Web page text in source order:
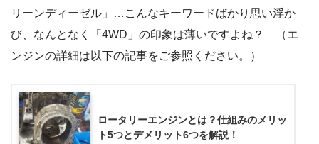
リーンディーゼル」…こんなキーワードばかり思い浮か
び、なんとなく「4WD」の印象は薄いですよね？ （エ
ンジンの詳細は以下の記事をご参照ください。）
ロータリーエンジンとは？仕組みのメリッ
ト5つとデメリット6つを解説！